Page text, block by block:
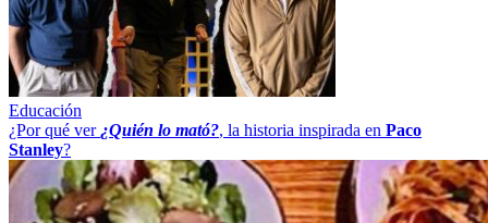
Educación
¿Por qué ver ¿Quién lo mató?, la historia inspirada en Paco
Stanley?